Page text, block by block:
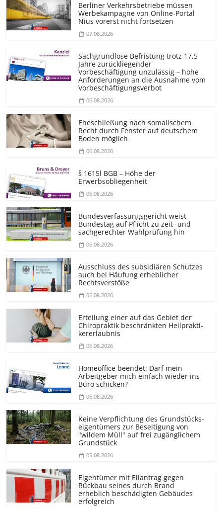
Berliner Verkehrsbetriebe müssen
Werbekampagne von Online-Portal
Nius vorerst nicht fortsetzen
07.08.2026
Sachgrundlose Befristung trotz 17,5
Jahre zurückliegender
Vorbeschäftigung unzulässig – hohe
Anforderungen an die Ausnahme vom
Vorbeschäf­tigungsverbot
06.08.2026
Eheschließung nach somalischem
Recht durch Fenster auf deutschem
Boden möglich
06.08.2026
§ 1615l BGB – Höhe der
Erwerbsobliegenheit
06.08.2026
Bundesver­fassungsgericht weist
Bundestag auf Pflicht zu zeit- und
sachgerechter Wahlprüfung hin
06.08.2026
Ausschluss des subsidiären Schutzes
auch bei Häufung erheblicher
Rechtsverstöße
06.08.2026
Erteilung einer auf das Gebiet der
Chiropraktik beschränkten Heilprakti­
kererlaubnis
06.08.2026
Homeoffice beendet: Darf mein
Arbeitgeber mich einfach wieder ins
Büro schicken?
06.08.2026
Keine Verpflichtung des Grundstücks­
eigentümers zur Beseitigung von
"wildem Müll" auf frei zugänglichem
Grundstück
05.08.2026
Eigentümer mit Eilantrag gegen
Rückbau seines durch Brand
erheblich beschädigten Gebäudes
erfolgreich